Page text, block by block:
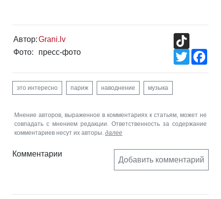
Автор:Grani.lv
Фото:
пресс-фото
Twitter
это интересно париж наводнение музыка
Мнение авторов, выраженное в комментариях к статьям, может не
совпадать с мнением редакции. Ответственность за содержание
комментариев несут их авторы. далее
Комментарии
Добавить комментарий